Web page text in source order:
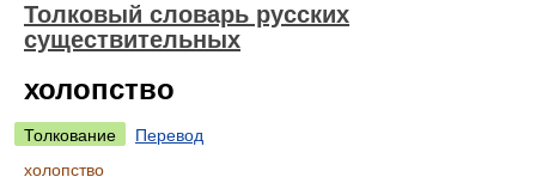
Толковый словарь русских
существительных
холопство
Толкование
Перевод
холопство